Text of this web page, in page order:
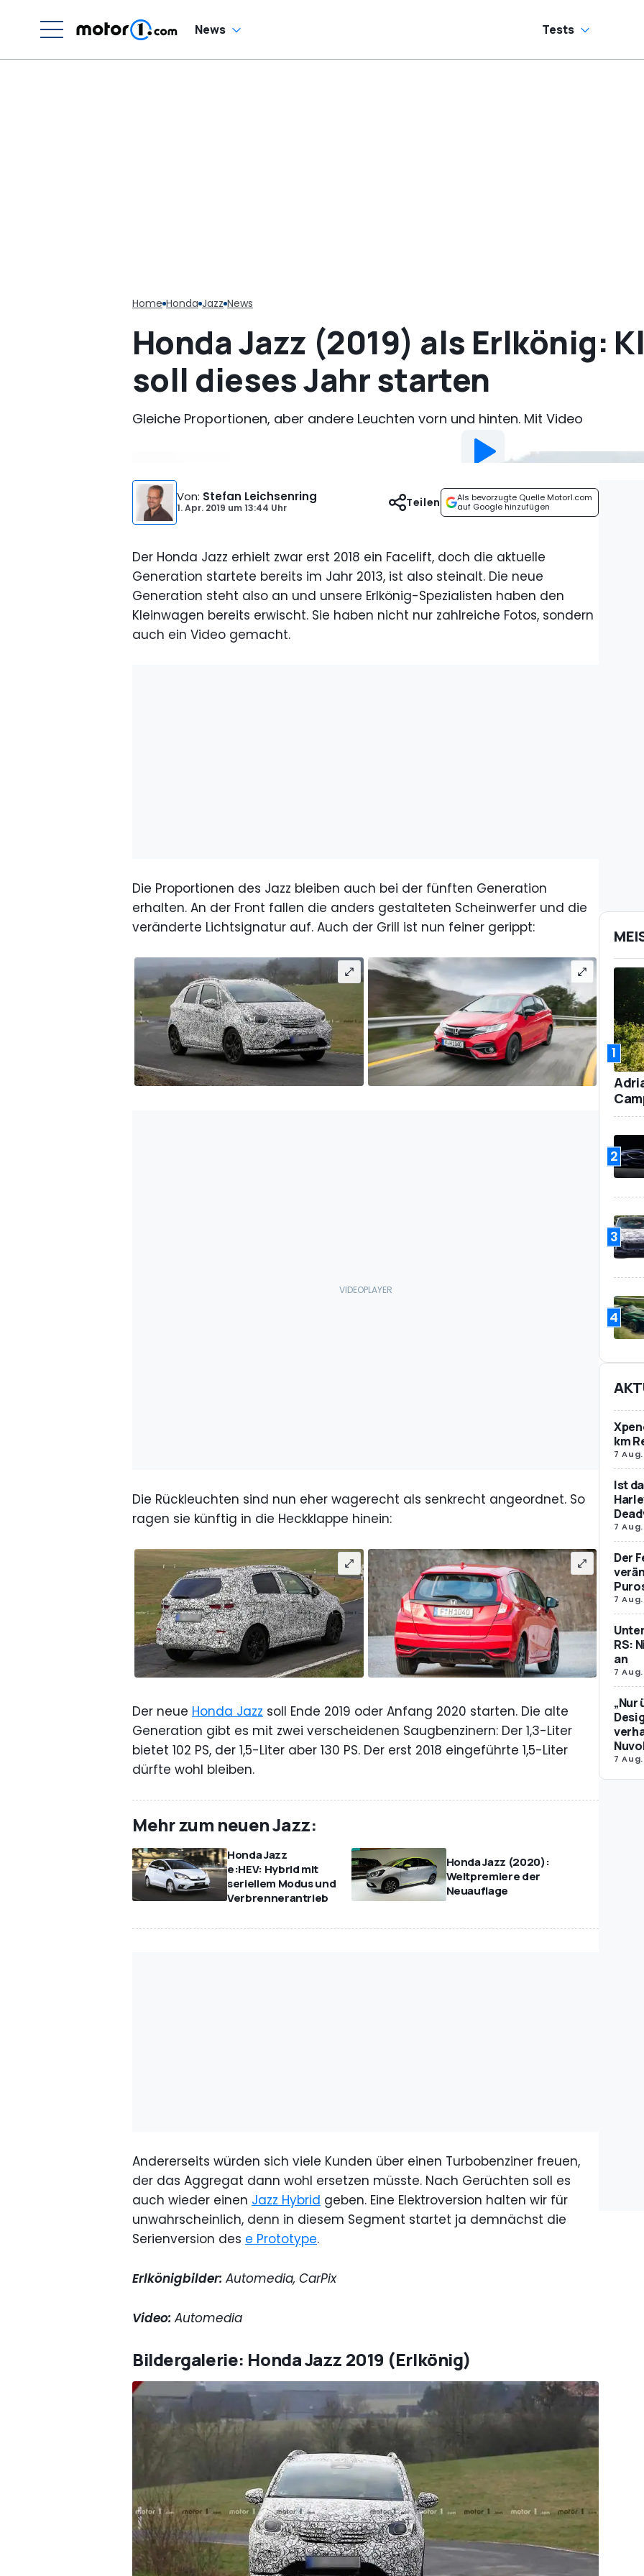
News Tests
Home Honda Jazz News
Honda Jazz (2019) als Erlkönig:
soll dieses Jahr starten
Gleiche Proportionen, aber andere Leuchten vorn und hinten. Mit Video
Von: Stefan Leichsenring
1. Apr. 2019 um13:44 Uhr
Als bevorzugte Quelle Motor1.com
auf Google hinzufügen
Teilen
Der Honda Jazz erhielt zwar erst 2018 ein Facelift, doch die aktuelle
Generation startete bereits im Jahr 2013, ist also steinalt. Die neue
Generation steht also an und unsere Erlkönig-Spezialisten haben den
Kleinwagen bereits erwischt. Sie haben nicht nur zahlreiche Fotos, sondern
auch ein Video gemacht.
Die Proportionen des Jazz bleiben auch bei der fünften Generation
erhalten. An der Front fallen die anders gestalteten Scheinwerfer und die
veränderte Lichtsignatur auf. Auch der Grill ist nun feiner gerippt:
Die Rückleuchten sind nun eher wagerecht als senkrecht angeordnet. So
ragen sie künftig in die Heckklappe hinein:
Der neue Honda Jazz soll Ende 2019 oder Anfang 2020 starten. Die alte
Generation gibt es mit zwei verscheidenen Saugbenzinern: Der 1,3-Liter
bietet 102 PS, der 1,5-Liter aber 130 PS. Der erst 2018 eingeführte 1,5-Liter
dürfte wohl bleiben.
Mehr zum neuen Jazz:
Honda Jazz
e:HEV: Hybrid mit
seriellem Modus und
Verbrennerantrieb
Honda Jazz (2020):
Weltpremiere der
Neuauflage
Andererseits würden sich viele Kunden über einen Turbobenziner freuen,
der das Aggregat dann wohl ersetzen müsste. Nach Gerüchten soll es
auch wieder einen Jazz Hybrid geben. Eine Elektroversion halten wir für
unwahrscheinlich, denn in diesem Segment startet ja demnächst die
Serienversion des e Prototype.
Erlkönigbilder: Automedia, CarPix
Video: Automedia
Bildergalerie: Honda Jazz 2019 (Erlkönig)
1
2
3
4
km
7 Aug.
Ist
7 Aug.
Der
7 Aug.
RS:
an
7 Aug.
„Nur
7 Aug.